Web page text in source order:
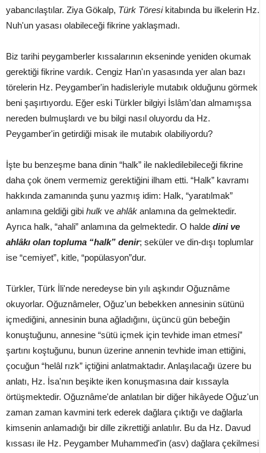
yabancılaştılar. Ziya Gökalp, Türk Töresikitabında bu ilkelerin Hz.
Nuh'un yasası olabileceği fikrine yaklaşmadı.
Biz tarihi peygamberler kıssalarının ekseninde yeniden okumak
gerektiği fikrine vardık. Cengiz Han'ın yasasında yer alan bazı
törelerin Hz. Peygamber'in hadisleriyle mutabık olduğunu görmek
beni şaşırtıyordu. Eğer eski Türkler bilgiyi İslâm'dan almamışsa
nereden bulmuşlardı ve bu bilgi nasıl oluyordu da Hz.
Peygamber'in getirdiği misak ile mutabık olabiliyordu?
İşte bu benzeşme bana dinin “halk” ile nakledilebileceği fikrine
daha çok önem vermemiz gerektiğini ilham etti. “Halk” kavramı
hakkında zamanında şunu yazmış idim: Halk, “yaratılmak”
anlamına geldiği gibi hulk ve ahlâk anlamına da gelmektedir.
Ayrıca halk, “ahali” anlamına da gelmektedir. O halde dini ve
ahlâkı olan topluma “halk” denir; seküler ve din-dışı toplumlar
ise “cemiyet”, kitle, “popülasyon”dur.
Türkler, Türk İli'nde neredeyse bin yılı aşkındır Oğuznâme
okuyorlar. Oğuznâmeler, Oğuz'un bebekken annesinin sütünü
içmediğini, annesinin buna ağladığını, üçüncü gün bebeğin
konuştuğunu, annesine “sütü içmek için tevhide iman etmesi”
şartını koştuğunu, bunun üzerine annenin tevhide iman ettiğini,
çocuğun “helâl rızk” içtiğini anlatmaktadır. Anlaşılacağı üzere bu
anlatı, Hz. İsa'nın beşikte iken konuşmasına dair kıssayla
örtüşmektedir. Oğuznâme'de anlatılan bir diğer hikâyede Oğuz'un
zaman zaman kavmini terk ederek dağlara çıktığı ve dağlarla
kimsenin anlamadığı bir dille zikrettiği anlatılır. Bu da Hz. Davud
kıssası ile Hz. Peygamber Muhammed'in (asv) dağlara çekilmesi